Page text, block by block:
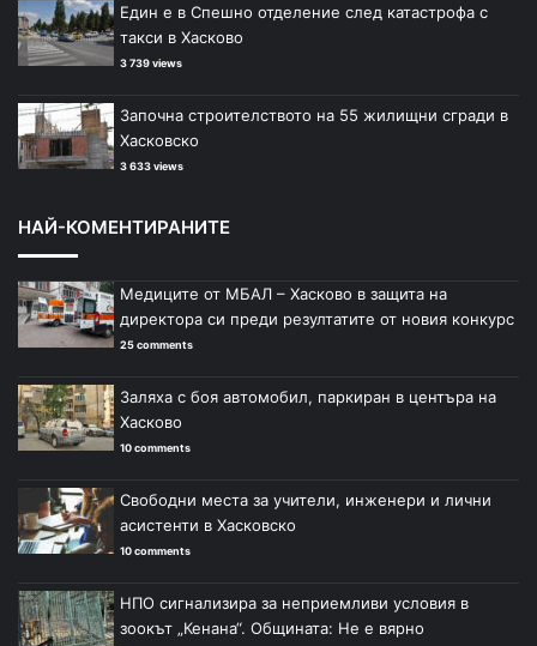
Един е в Спешно отделение след катастрофа с
такси в Хасково
3 739 views
Започна строителството на 55 жилищни сгради в
Хасковско
3 633 views
НАЙ-КОМЕНТИРАНИТЕ
Медиците от МБАЛ – Хасково в защита на
директора си преди резултатите от новия конкурс
25 comments
Заляха с боя автомобил, паркиран в центъра на
Хасково
10 comments
Свободни места за учители, инженери и лични
асистенти в Хасковско
10 comments
НПО сигнализира за неприемливи условия в
зоокът „Кенана“. Общината: Не е вярно